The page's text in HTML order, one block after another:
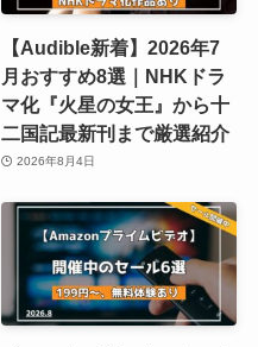
【Audible新着】2026年7
月おすすめ8選｜NHKドラ
マ化『火星の女王』から十
二国記最新刊まで厳選紹介
2026年8月4日